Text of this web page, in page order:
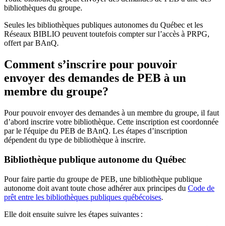
bibliothèques du groupe.
Seules les bibliothèques publiques autonomes du Québec et les
Réseaux BIBLIO peuvent toutefois compter sur l’accès à PRPG,
offert par BAnQ.
Comment s’inscrire pour pouvoir
envoyer des demandes de PEB à un
membre du groupe?
Pour pouvoir envoyer des demandes à un membre du groupe, il faut
d’abord inscrire votre bibliothèque. Cette inscription est coordonnée
par le l'équipe du PEB de BAnQ. Les étapes d’inscription
dépendent du type de bibliothèque à inscrire.
Bibliothèque publique autonome du Québec
Pour faire partie du groupe de PEB, une bibliothèque publique
autonome doit avant toute chose adhérer aux principes du Code de
prêt entre les bibliothèques publiques québécoises.
Elle doit ensuite suivre les étapes suivantes :